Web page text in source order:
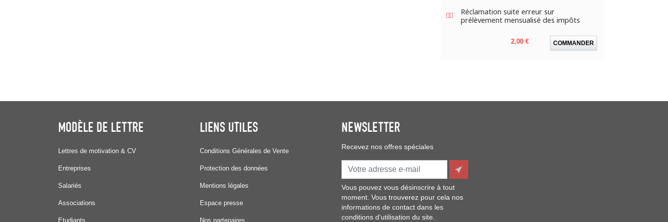
Réclamation suite erreur sur
prélèvement mensualisé des impôts
Prix
2,00 € COMMANDER
MODÈLE DE LETTRE
Lettres de motivation & CV
Entreprises
Salariés
Associations
Etudiants
LIENS UTILES
Conditions Générales de Vente
Protection des données
Mentions légales
Espace presse
Nos partenaires
NEWSLETTER
Recevez nos offres spéciales
Vous pouvez vous désinscrire à tout
moment. Vous trouverez pour cela nos
informations de contact dans les
conditions d'utilisation du site.